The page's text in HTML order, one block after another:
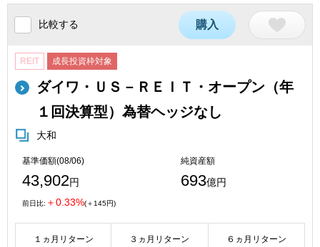
比較する 購入
REIT 成長投資枠対象
ダイワ・ＵＳ－ＲＥＩＴ・オープン（年
１回決算型）為替ヘッジなし
大和
基準価額(08/06)
43,902円
純資産額
693億円
前日比: ＋0.33%(＋145円)
１ヵ月リターン ３ヵ月リターン ６ヵ月リターン